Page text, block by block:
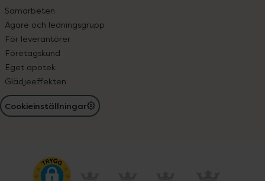
Samarbeten
Ägare och ledningsgrupp
För leverantörer
Företagskund
Eget apotek
Glädjeeffekten
Cookieinställningar